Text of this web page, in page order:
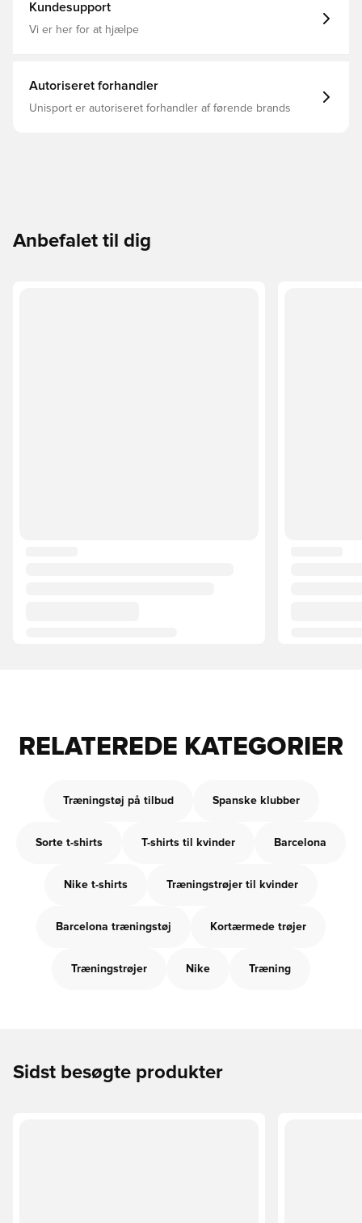
Kundesupport
Vi er her for at hjælpe
Autoriseret forhandler
Unisport er autoriseret forhandler af førende brands
Anbefalet til dig
RELATEREDE KATEGORIER
Træningstøj på tilbud Spanske klubber
Sorte t-shirts T-shirts til kvinder Barcelona
Nike t-shirts Træningstrøjer til kvinder
Barcelona træningstøj Kortærmede trøjer
Træningstrøjer Nike Træning
Sidst besøgte produkter